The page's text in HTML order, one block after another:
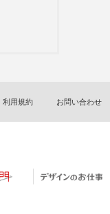
利用規約 お問い合わせ